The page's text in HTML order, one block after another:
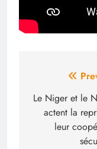
de
l’article
Le Niger et le
actent la
leur